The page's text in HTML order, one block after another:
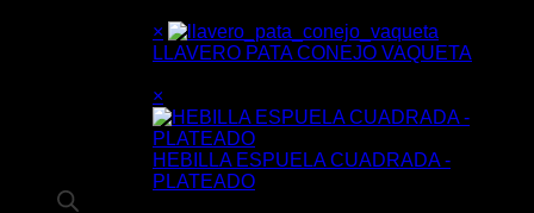
×
LLAVERO PATA CONEJO VAQUETA
×
HEBILLA ESPUELA CUADRADA -
PLATEADO